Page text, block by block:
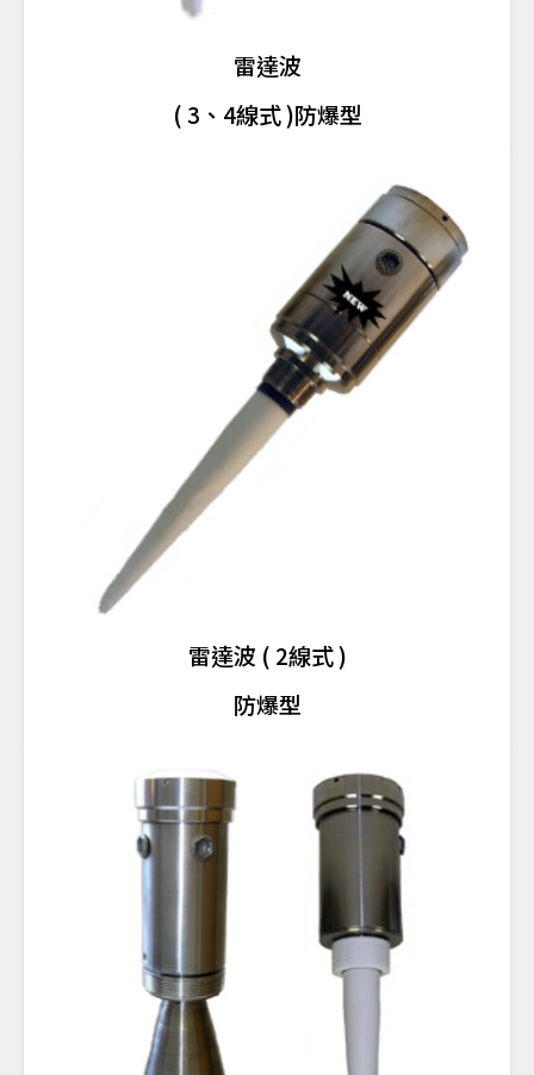
雷達波
( 3、4線式 )防爆型
雷達波 ( 2線式 )
防爆型